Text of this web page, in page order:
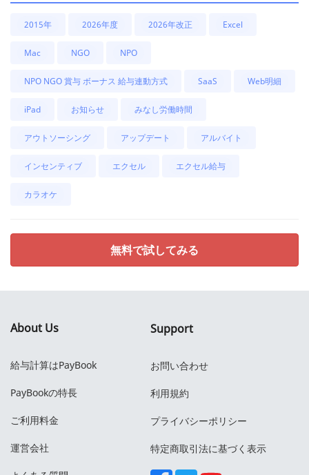
2015年 2026年度 2026年改正 Excel
Mac NGO NPO
NPO NGO 賞与 ボーナス 給与連動方式 SaaS Web明細
iPad お知らせ みなし労働時間
アウトソーシング アップデート アルバイト
インセンティブ エクセル エクセル給与
カラオケ
無料で試してみる
About Us
給与計算はPayBook
PayBookの特長
ご利用料金
運営会社
Support
お問い合わせ
利用規約
プライバシーポリシー
特定商取引法に基づく表示